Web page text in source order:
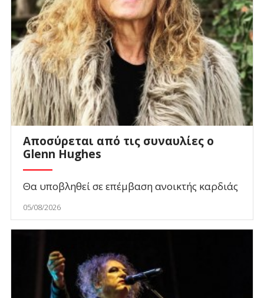
Αποσύρεται από τις συναυλίες ο
Glenn Hughes
Θα υποβληθεί σε επέμβαση ανοικτής καρδιάς
05/08/2026